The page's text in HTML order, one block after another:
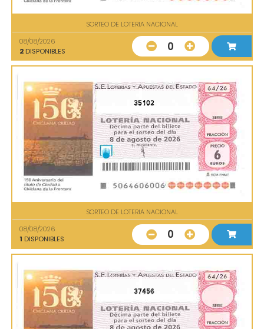
SORTEO DE LOTERIA NACIONAL
08/08/2026
2 DISPONIBLES 0
35102
SORTEO DE LOTERIA NACIONAL
08/08/2026
1 DISPONIBLES 0
37456